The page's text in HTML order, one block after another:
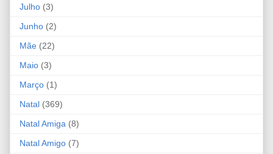
Julho (3)
Junho (2)
Mãe (22)
Maio (3)
Março (1)
Natal (369)
Natal Amiga (8)
Natal Amigo (7)